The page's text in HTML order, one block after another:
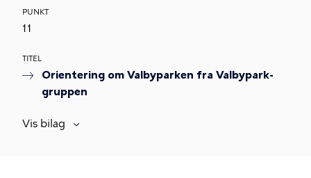
PUNKT
11
TITEL
Orientering om Valbyparken fra Valbypark-
gruppen
Vis bilag